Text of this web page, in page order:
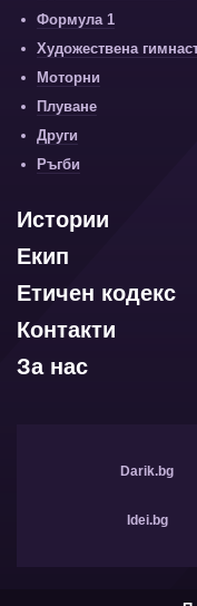
Формула 1
Художествена
Моторни
Плуване
Други
Ръгби
Истории
Екип
Етичен кодекс
Контакти
За нас
Darik.bg
Idei.bg